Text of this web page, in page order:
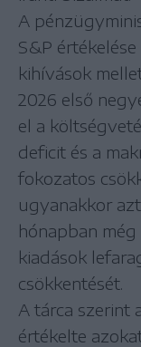
A
S&P
kihívások
2026 első
el a
deficit és a
fokozatos
ugyanakkor
hónapban
kiadások
csökkentését.
A tárca szerint
értékelte